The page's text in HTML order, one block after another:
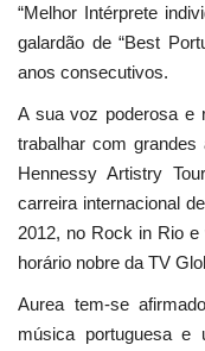
“Melhor Intérprete
galardão de “Best
anos consecutivos.
A sua voz poderosa e
trabalhar com
Hennessy Artistry
carreira internacional
2012, no Rock in Rio
horário nobre da TV
Aurea tem-se
música portuguesa e